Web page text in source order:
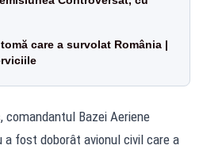
care a survolat România |
comandantul Bazei Aeriene
a fost doborât avionul civil care a